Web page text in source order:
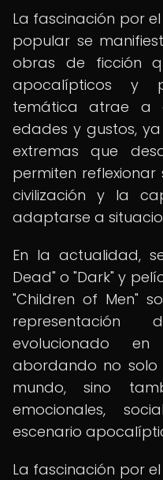
La fascinación por
popular se
obras de ficción
apocalípticos y
temática atrae a
edades y gustos,
extremas que
permiten
civilización y la
adaptarse a
En la actualidad,
Dead" o "Dark" y
"Children of Men"
evolucionado
abordando no solo
mundo, sino
emocionales,
escenario
La fascinación por